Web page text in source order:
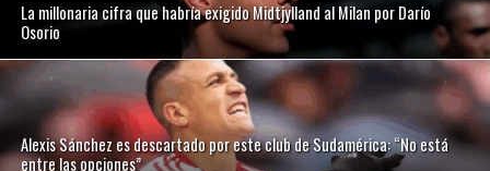
La millonaria cifra que habría exigido Midtjylland al Milan por Darío
Osorio
Alexis Sánchez es descartado por este club de Sudamérica: “No está
entre las opciones”